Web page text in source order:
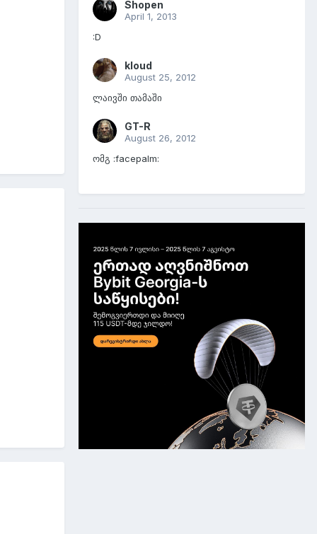
Shopen
April 1, 2013
:D
kloud
August 25, 2012
ლაივში თამაში
GT-R
August 26, 2012
ომგ :facepalm: